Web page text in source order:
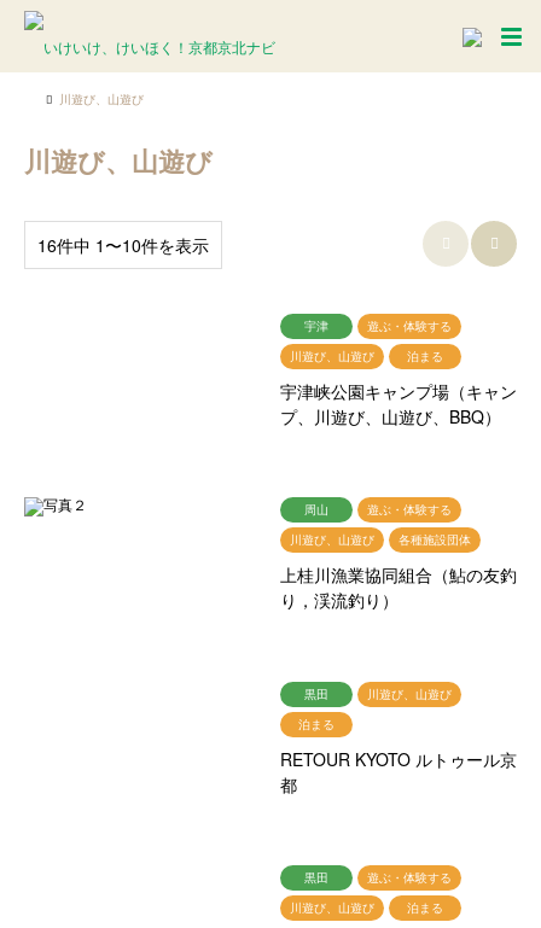
川遊び、山遊び
川遊び、山遊び
16件中 1〜10件を表示  
宇津
遊ぶ・体験する
川遊び、山遊び
泊まる
宇津峡公園キャンプ場（キャン
プ、川遊び、山遊び、BBQ）
周山
遊ぶ・体験する
川遊び、山遊び
各種施設団体
上桂川漁業協同組合（鮎の友釣
り，渓流釣り）
黒田
川遊び、山遊び
泊まる
RETOUR KYOTO ルトゥール京
都
黒田
遊ぶ・体験する
川遊び、山遊び
泊まる